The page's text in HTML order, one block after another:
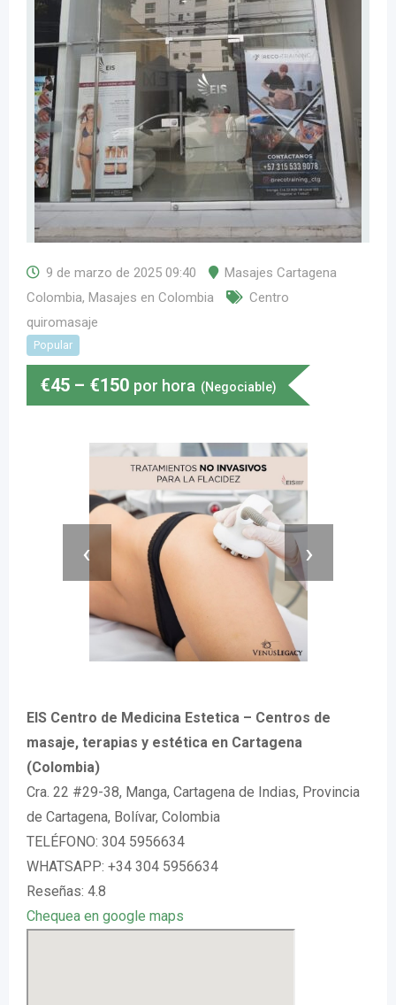
9 de marzo de 2025 09:40
Masajes Cartagena
Colombia, Masajes en Colombia
Centro
quiromasaje
Popular
€45 – €150 por hora (Negociable)
‹ ›
EIS Centro de Medicina Estetica – Centros de
masaje, terapias y estética en Cartagena
(Colombia)
Cra. 22 #29-38, Manga, Cartagena de Indias, Provincia
de Cartagena, Bolívar, Colombia
TELÉFONO: 304 5956634
WHATSAPP: +34 304 5956634
Reseñas: 4.8
Chequea en google maps